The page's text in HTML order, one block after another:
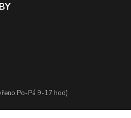
Po-Pá 9-17 hod)